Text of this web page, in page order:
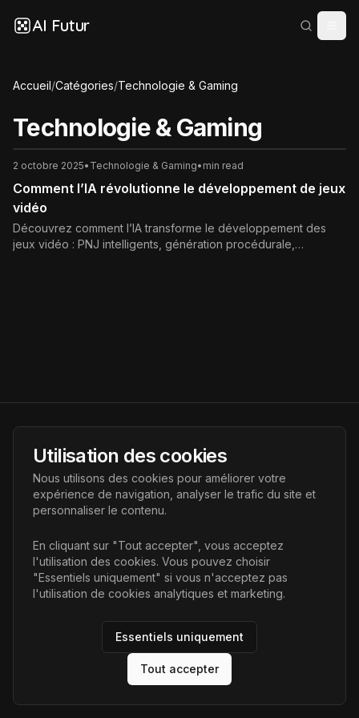
AI Futur
Accueil/Catégories/Technologie & Gaming
Technologie & Gaming
2 octobre 2025• Technologie & Gaming• min read
Comment l’IA révolutionne le développement de jeux
vidéo
Découvrez comment l’IA transforme le développement des
jeux vidéo : PNJ intelligents, génération procédurale,
AI Futur
Portail de l'avenir de l'intelligence artificielle, vous aidant à
découvrir les dernières technologies IA.
Liens
Accueil
Articles
AI Futur. Tous droits réservés.
Utilisation des cookies
Nous utilisons des cookies pour améliorer votre
expérience de navigation, analyser le trafic du site et
personnaliser le contenu.
En cliquant sur "Tout accepter", vous acceptez
l'utilisation des cookies. Vous pouvez choisir
"Essentiels uniquement" si vous n'acceptez pas
l'utilisation de cookies analytiques et marketing.
Essentiels uniquement
Tout accepter